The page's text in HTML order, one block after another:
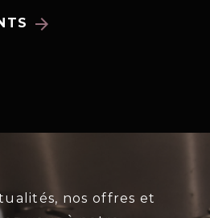
arrow_forward
nos offres et